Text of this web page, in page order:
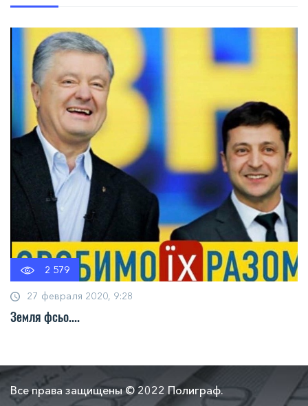
2 579
27 февраля 2020, 9:28
Земля фсьо....
Все права защищены © 2022 Полиграф.